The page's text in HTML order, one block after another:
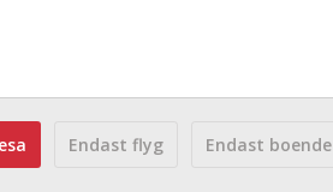
Endast flyg Endast boende